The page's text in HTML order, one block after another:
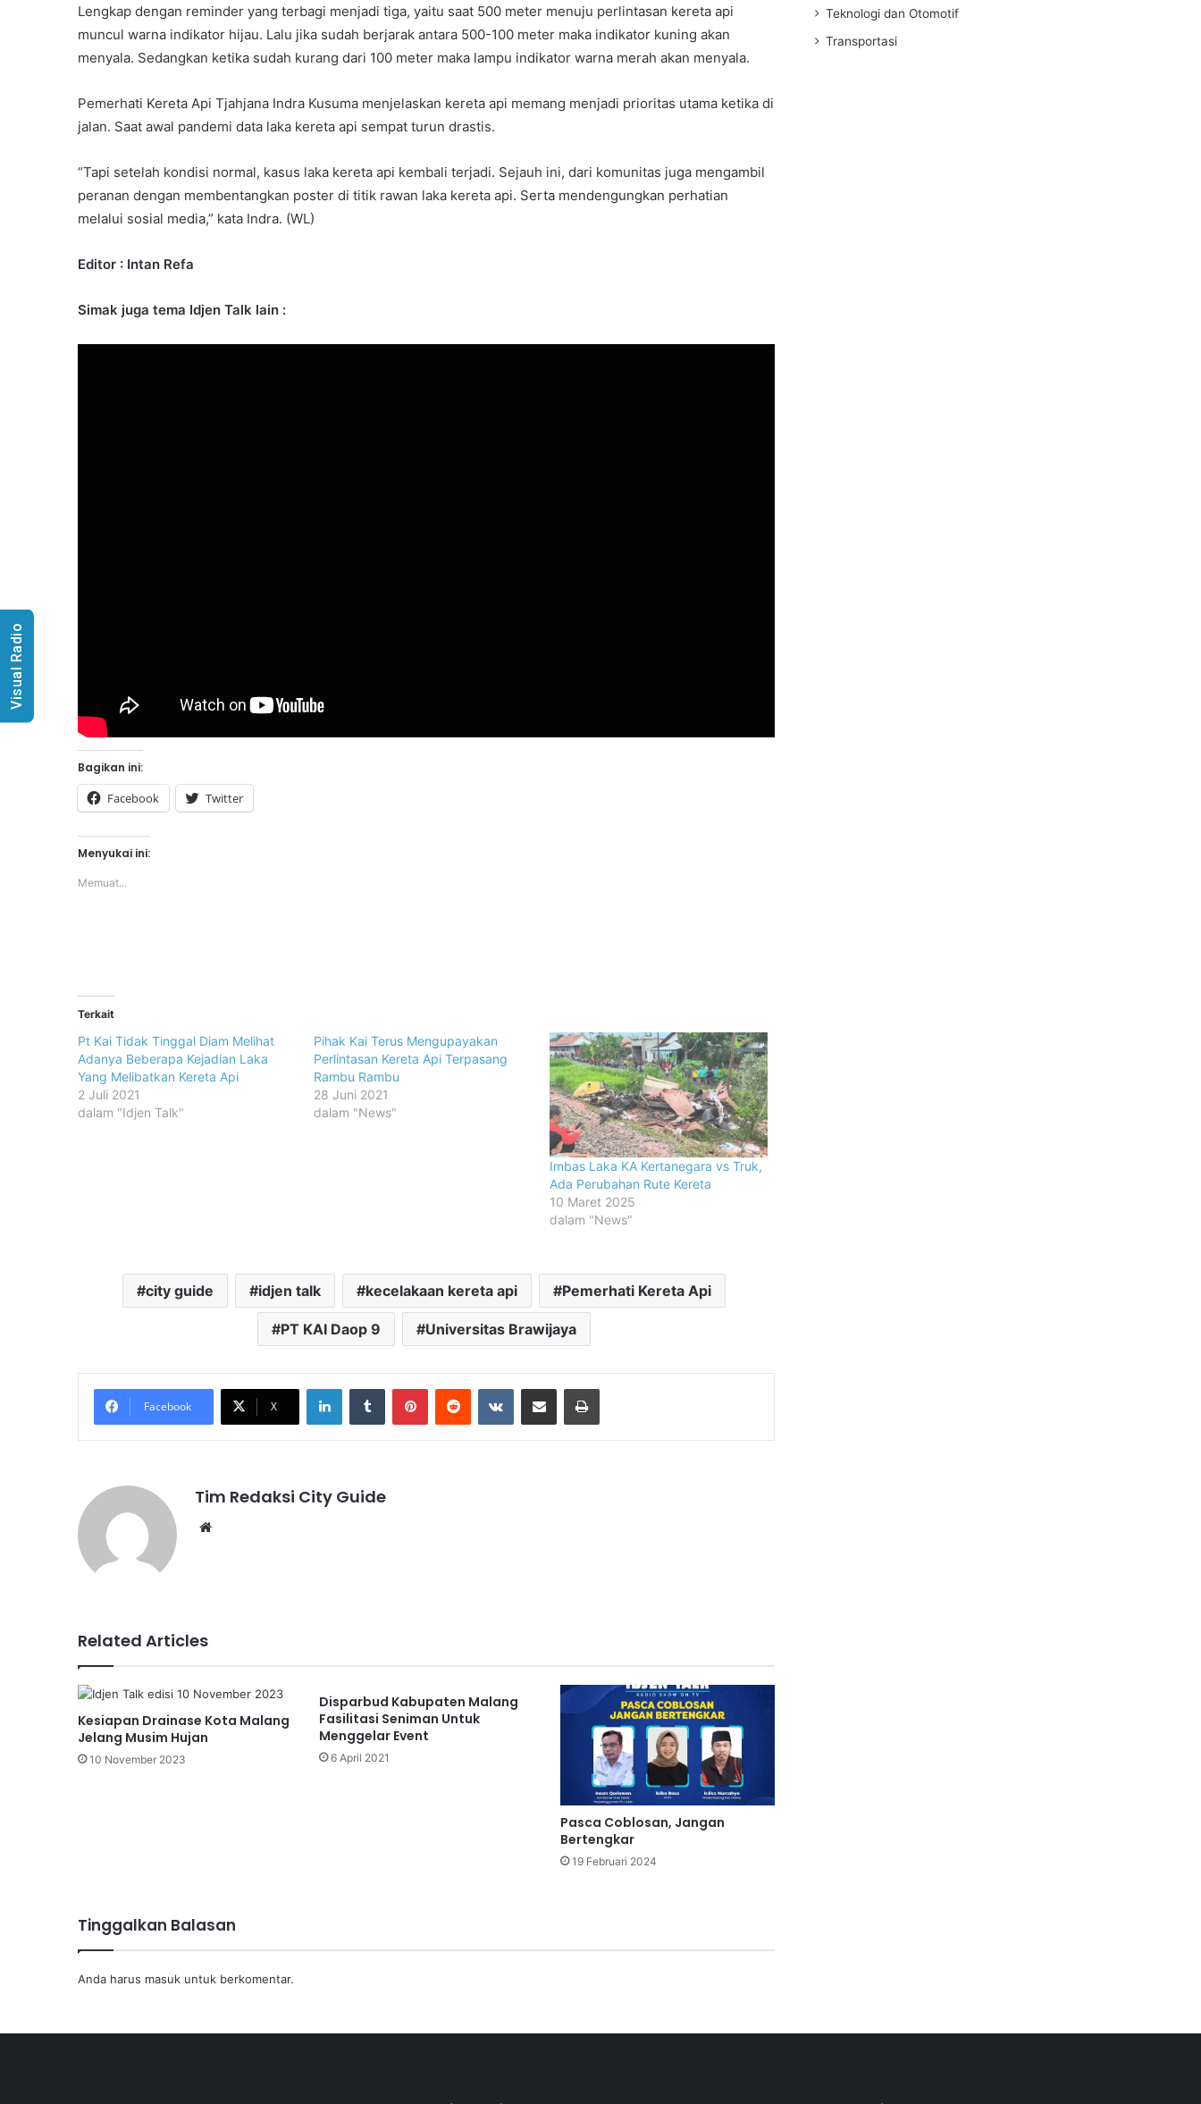
Lengkap dengan reminder yang terbagi menjadi tiga, yaitu saat 500 meter menuju perlintasan kereta api
muncul warna indikator hijau. Lalu jika sudah berjarak antara 500-100 meter maka indikator kuning akan
menyala. Sedangkan ketika sudah kurang dari 100 meter maka lampu indikator warna merah akan menyala.
Pemerhati Kereta Api Tjahjana Indra Kusuma menjelaskan kereta api memang menjadi prioritas utama ketika di
jalan. Saat awal pandemi data laka kereta api sempat turun drastis.
“Tapi setelah kondisi normal, kasus laka kereta api kembali terjadi. Sejauh ini, dari komunitas juga mengambil
peranan dengan membentangkan poster di titik rawan laka kereta api. Serta mendengungkan perhatian
melalui sosial media,” kata Indra. (WL)
Editor : Intan Refa
Simak juga tema Idjen Talk lain :
Bagikan ini:
Facebook Twitter
Menyukai ini:
Memuat...
Terkait
Pt Kai Tidak Tinggal Diam Melihat
Adanya Beberapa Kejadian Laka
Yang Melibatkan Kereta Api
2 Juli 2021
dalam "Idjen Talk"
Pihak Kai Terus Mengupayakan
Perlintasan Kereta Api Terpasang
Rambu Rambu
28 Juni 2021
dalam "News"
Imbas Laka KA Kertanegara vs Truk,
Ada Perubahan Rute Kereta
10 Maret 2025
dalam "News"
city guide idjen talk kecelakaan kereta api Pemerhati Kereta Api
PT KAI Daop 9 Universitas Brawijaya
Facebook X
LinkedInTumblr PinterestReddit VKontakteShare via Email Print
Tim Redaksi City Guide
Related Articles
Kesiapan Drainase Kota Malang
Jelang Musim Hujan
10 November 2023
Disparbud Kabupaten Malang
Fasilitasi Seniman Untuk
Menggelar Event
6 April 2021
Pasca Coblosan, Jangan
Bertengkar
19 Februari 2024
Tinggalkan Balasan
Anda harus masuk untuk berkomentar.
Teknologi dan Otomotif
Transportasi
Visual Radio